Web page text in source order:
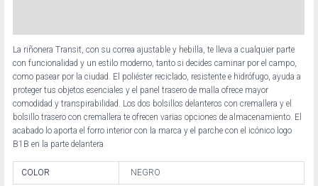
La riñonera Transit, con su correa ajustable y hebilla, te lleva a cualquier parte
con funcionalidad y un estilo moderno, tanto si decides caminar por el campo,
como pasear por la ciudad. El poliéster reciclado, resistente e hidrófugo, ayuda a
proteger tus objetos esenciales y el panel trasero de malla ofrece mayor
comodidad y transpirabilidad. Los dos bolsillos delanteros con cremallera y el
bolsillo trasero con cremallera te ofrecen varias opciones de almacenamiento. El
acabado lo aporta el forro interior con la marca y el parche con el icónico logo
B1B en la parte delantera
COLOR NEGRO